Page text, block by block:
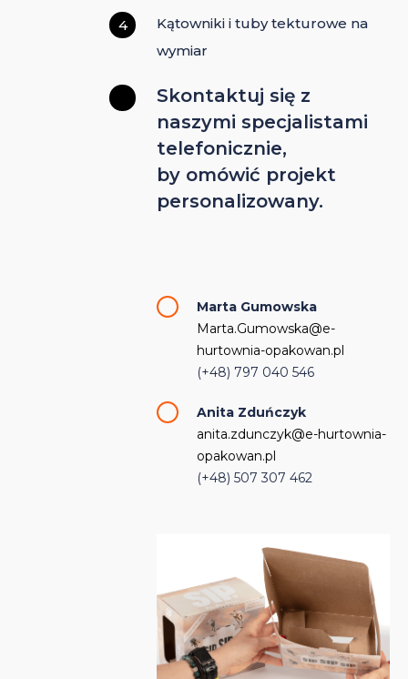
4
Kątowniki i tuby tekturowe na
wymiar
Skontaktuj się z
naszymi specjalistami
telefonicznie,
by omówić projekt
personalizowany.
Marta Gumowska
Marta.Gumowska@e-
hurtownia-opakowan.pl
(+48) 797 040 546
Anita Zduńczyk
anita.zdunczyk@e-hurtownia-
opakowan.pl
(+48) 507 307 462